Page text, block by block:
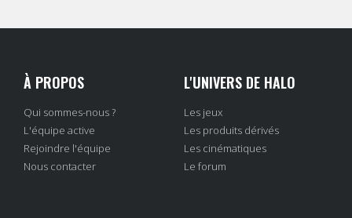
À PROPOS
Qui sommes-nous ?
L'équipe active
Rejoindre l'équipe
Nous contacter
L'UNIVERS DE HALO
Les jeux
Les produits dérivés
Les cinématiques
Le forum